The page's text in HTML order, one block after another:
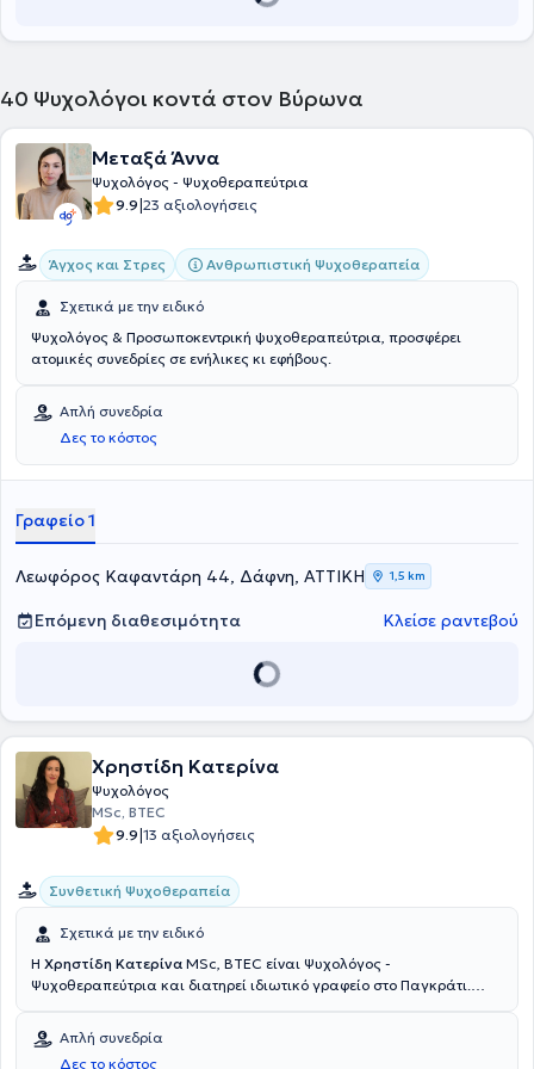
40 Ψυχολόγοι κοντά στον Βύρωνα
Μεταξά Άννα
Ψυχολόγος - Ψυχοθεραπεύτρια
9.9|23 αξιολογήσεις
Άγχος και Στρες Ανθρωπιστική Ψυχοθεραπεία
Σχετικά με την ειδικό
Ψυχολόγος & Προσωποκεντρική ψυχοθεραπεύτρια, προσφέρει
ατομικές συνεδρίες σε ενήλικες κι εφήβους.
Απλή συνεδρία
Δες το κόστος
Γραφείο 1
Λεωφόρος Καφαντάρη 44, Δάφνη, ΑΤΤΙΚΗ 1,5 km
Επόμενη διαθεσιμότητα Κλείσε ραντεβού
Χρηστίδη Κατερίνα
Ψυχολόγος
MSc, BTEC
9.9|13 αξιολογήσεις
Συνθετική Ψυχοθεραπεία
Σχετικά με την ειδικό
Η Χρηστίδη Κατερίνα MSc, BTEC είναι Ψυχολόγος -
Ψυχοθεραπεύτρια και διατηρεί ιδιωτικό γραφείο στο Παγκράτι.
παρακολούθησε μεταπτυχιακό πρόγραμμα ειδίκευσης στην
Ψυχοθεραπεία παιδιού, εφήβου και οικογένειας από το London
Απλή συνεδρία
Δες το κόστος